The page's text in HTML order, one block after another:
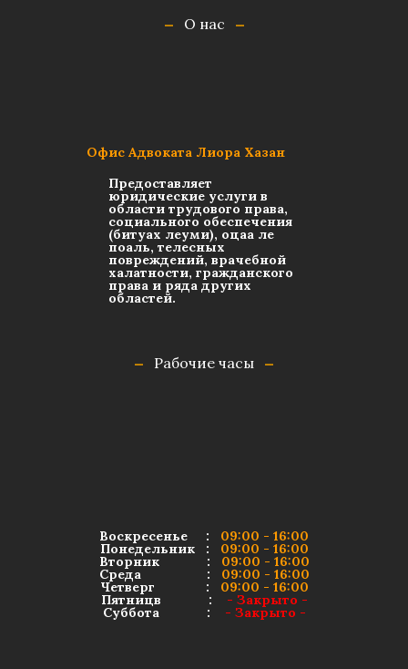
О нас
Офис Адвоката Лиора Хазан
Предоставляет
юридические услуги в
области трудового права,
социального обеспечения
(битуах леуми), оцаа ле
поаль, телесных
повреждений, врачебной
халатности, гражданского
права и ряда других
областей.
Рабочие часы
Воскресенье : 09:00 - 16:00
Понедельник : 09:00 - 16:00
Вторник : 09:00 - 16:00
Среда : 09:00 - 16:00
Четверг : 09:00 - 16:00
Пятницв : - Закрыто -
Суббота : - Закрыто -